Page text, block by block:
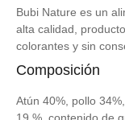
Bubi Nature es un
alta calidad,
colorantes y sin
Composición
Atún 40%, pollo